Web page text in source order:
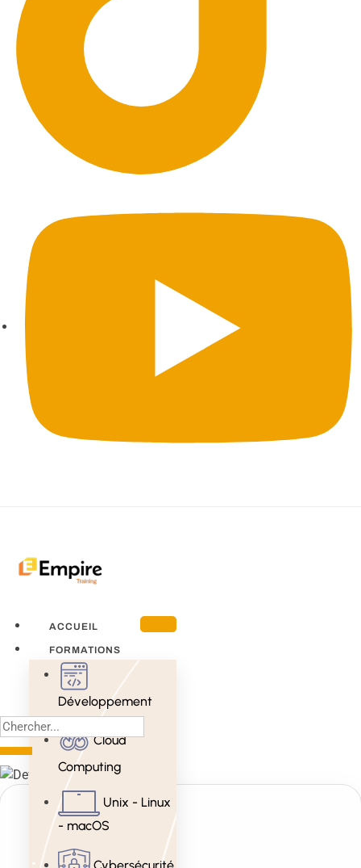
ACCUEIL
FORMATIONS
Développement
Cloud
Computing
Unix - Linux
- macOS